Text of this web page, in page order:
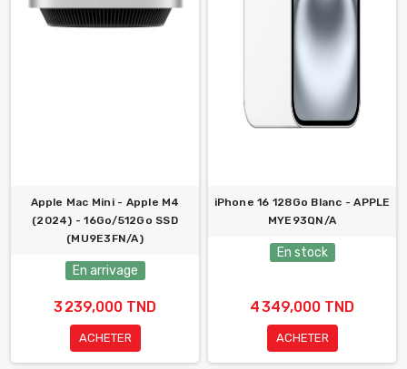
Apple Mac Mini - Apple M4
(2024) - 16Go/512Go SSD
(MU9E3FN/A)
En arrivage
3 239,000 TND
ACHETER
iPhone 16 128Go Blanc - APPLE
MYE93QN/A
En stock
4 349,000 TND
ACHETER